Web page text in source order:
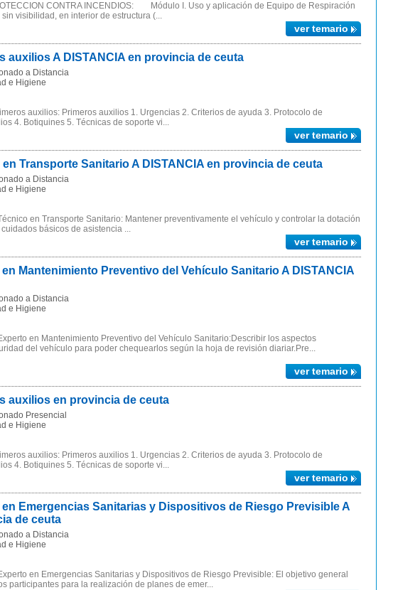
CONTRA INCENDIOS: Módulo I. Uso y aplicación de Equipo de Respiración
visibilidad, en interior de estructura (...
ver temario
auxilios A DISTANCIA en provincia de ceuta
a Distancia
e Higiene
auxilios: Primeros auxilios 1. Urgencias 2. Criterios de ayuda 3. Protocolo de
4. Botiquines 5. Técnicas de soporte vi...
ver temario
Transporte Sanitario A DISTANCIA en provincia de ceuta
a Distancia
e Higiene
en Transporte Sanitario: Mantener preventivamente el vehículo y controlar la dotación
básicos de asistencia ...
ver temario
Mantenimiento Preventivo del Vehículo Sanitario A DISTANCIA
a Distancia
e Higiene
en Mantenimiento Preventivo del Vehículo Sanitario:Describir los aspectos
del vehículo para poder chequearlos según la hoja de revisión diariar.Pre...
ver temario
auxilios en provincia de ceuta
Presencial
e Higiene
auxilios: Primeros auxilios 1. Urgencias 2. Criterios de ayuda 3. Protocolo de
4. Botiquines 5. Técnicas de soporte vi...
ver temario
en Emergencias Sanitarias y Dispositivos de Riesgo Previsible A
de ceuta
a Distancia
e Higiene
en Emergencias Sanitarias y Dispositivos de Riesgo Previsible: El objetivo general
participantes para la realización de planes de emer...